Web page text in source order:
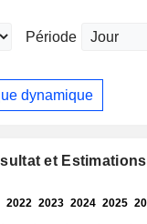
Période
dynamique
et Estimations